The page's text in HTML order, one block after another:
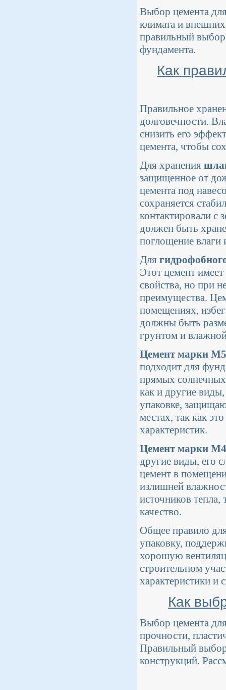
Выбор цемента
климата и
правильный выбор
фундамента.
Как
Правильное
долговечности.
снизить его
цемента, чтобы
Для хранения
защищенное от
цемента под
сохраняется
контактировали с
должен быть
поглощение влаги
Для
Этот цемент
свойства, но при
преимущества.
помещениях,
должны быть
грунтом и
Цемент марки
подходит для
прямых солнечных
как и другие
упаковке,
местах, так как
характеристик.
Цемент марки
другие виды, его
цемент в
излишней
источников тепла,
качество.
Общее правило
упаковку,
хорошую
строительном
характеристики и
Как
Выбор цемента
прочности,
Правильный выбор
конструкций.